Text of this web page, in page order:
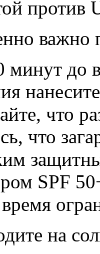
против
важно
минут до
что
что
SPF
на